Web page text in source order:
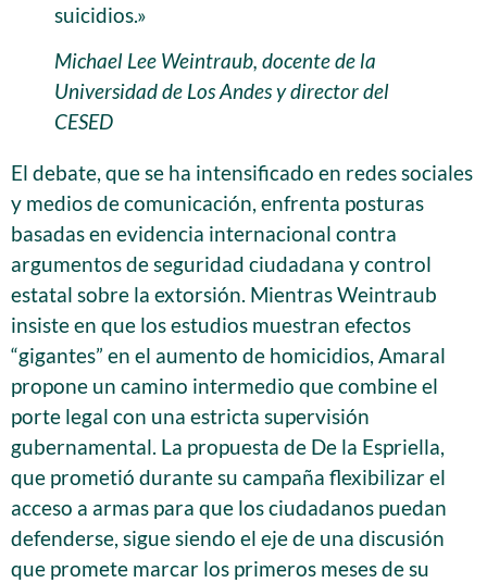
suicidios.»
Michael Lee Weintraub, docente de la
Universidad de Los Andes y director del
CESED
El debate, que se ha intensificado en redes sociales
y medios de comunicación, enfrenta posturas
basadas en evidencia internacional contra
argumentos de seguridad ciudadana y control
estatal sobre la extorsión. Mientras Weintraub
insiste en que los estudios muestran efectos
“gigantes” en el aumento de homicidios, Amaral
propone un camino intermedio que combine el
porte legal con una estricta supervisión
gubernamental. La propuesta de De la Espriella,
que prometió durante su campaña flexibilizar el
acceso a armas para que los ciudadanos puedan
defenderse, sigue siendo el eje de una discusión
que promete marcar los primeros meses de su